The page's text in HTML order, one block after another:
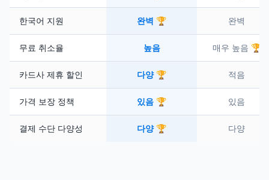
한국어 지원 완벽 🏆 완벽
무료 취소율 높음 매우 높음 🏆
카드사 제휴 할인 다양 🏆 적음
가격 보장 정책 있음 🏆 있음
결제 수단 다양성 다양 🏆 다양